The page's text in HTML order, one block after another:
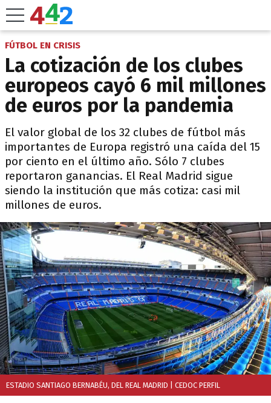
FÚTBOL EN CRISIS
La cotización de los clubes
europeos cayó 6 mil millones
de euros por la pandemia
El valor global de los 32 clubes de fútbol más
importantes de Europa registró una caída del 15
por ciento en el último año. Sólo 7 clubes
reportaron ganancias. El Real Madrid sigue
siendo la institución que más cotiza: casi mil
millones de euros.
ESTADIO SANTIAGO BERNABÉU, DEL REAL MADRID | CEDOC PERFIL